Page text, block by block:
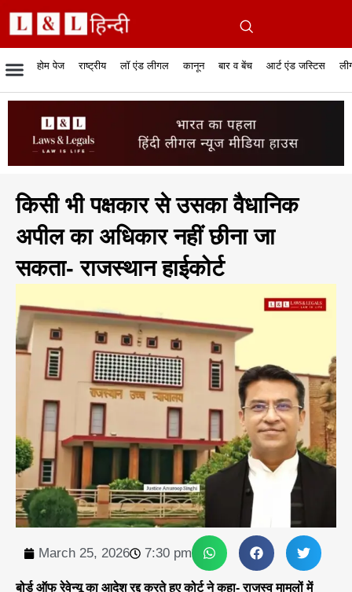
होम पेज राष्ट्रीय
रिपोर्टेबल जजमेंट सुप्रीम कोर्ट हाईकोर्ट
लॉ एंड लीगल
रिसर्च एनालाईसिस एंड लॉ केस स्टेटस
कानून
व्यापार में कानून फिल्में और कानून
बार व बेंच
बार एसोसिएशन बार
आर्ट एंड जस्टिस
जस्टिस एंड जस्टिस
किसी भी पक्षकार से उसका वैधानिक
अपील का अधिकार नहीं छीना जा
सकता- राजस्थान हाईकोर्ट
March 25, 2026 7:30 pm
बोर्ड ऑफ रेवेन्यू का आदेश रद्द करते हुए कोर्ट ने कहा- राजस्व मामलों में